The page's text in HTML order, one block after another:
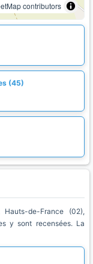
contributors
(45)
de-France (02),
y sont recensées. La